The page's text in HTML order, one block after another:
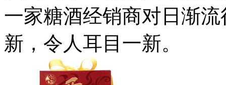
一家糖酒经销商对日渐
新，令人耳目一新。